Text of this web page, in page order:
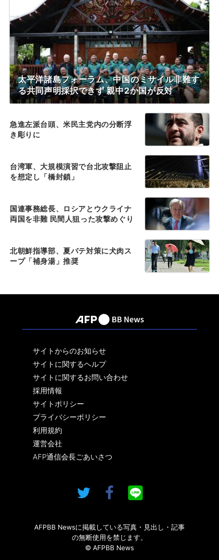
太平洋諸島フォーラム、中国のミサイル非難す
る共同声明採択できず 親中2か国が反対
急進左派台頭、米民主党内の分断浮
き彫りに
台湾軍、大規模演習で台北攻撃阻止
を想定し「橋封鎖」
国連事務総長、ロシアとウクライナ
両国を非難 民間人狙った攻撃めぐり
北朝鮮指導部、夏バテ対策に犬肉ス
ープ「補身湯」推奨
サイトからのお知らせ
サイトに関するヘルプ
サイトに関するお問い合わせ
採用情報
サイトポリシー
プライバシーポリシー
利用規約
運営会社
AFP通信会長ごあいさつ
AFPBB Newsに掲載している写真・見出し・記事
の無断使用を禁じます。
© AFPBB News